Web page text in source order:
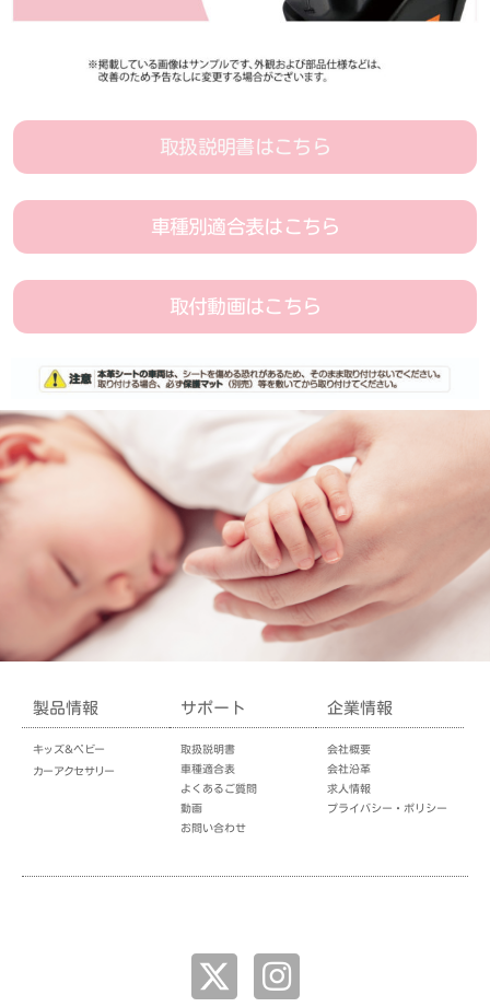
取扱説明書はこちら
車種別適合表はこちら
取付動画はこちら
製品情報
キッズ＆ベビー
カーアクセサリー
サポート
取扱説明書
車種適合表
よくあるご質問
動画
お問い合わせ
企業情報
会社概要
会社沿革
求人情報
プライバシー・ポリシー